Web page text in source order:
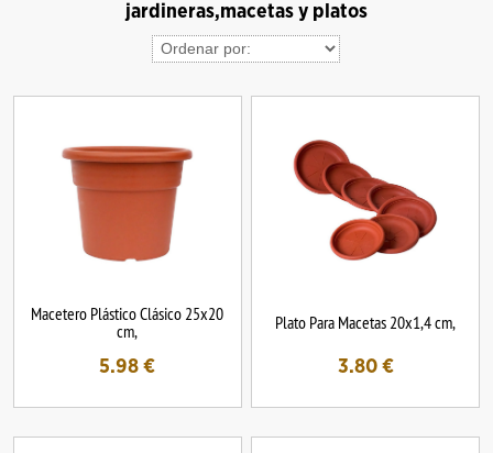
jardineras,macetas y platos
Macetero Plástico Clásico 25x20
cm,
5.98 €
Plato Para Macetas 20x1,4 cm,
3.80€